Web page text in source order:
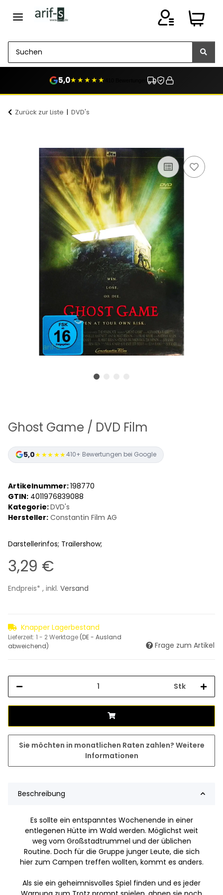
5,0★★★★★
Zurück zur Liste DVD's
Ghost Game / DVD Film
5,0★★★★★410+ Bewertungen bei Google
Artikelnummer:198770
GTIN: 4011976839088
Kategorie:DVD's
Hersteller: Constantin Film AG
Darstellerinfos; Trailershow;
3,29 €
Endpreis* , inkl. Versand
Knapper Lagerbestand
Lieferzeit: 1 - 2 Werktage (DE - Ausland
abweichend)
Frage zum Artikel
Stk
Sie möchten in monatlichen Raten zahlen? Weitere
Informationen
Beschreibung
Es sollte ein entspanntes Wochenende in einer
entlegenen Hütte im Wald werden. Möglichst weit
weg vom Großstadtrummel und der üblichen
Routine. Doch für die Gruppe junger Leute, die sich
hier zum Campen treffen wollten, kommt es anders.
Als sie ein geheimnisvolles Spiel finden und es jeder